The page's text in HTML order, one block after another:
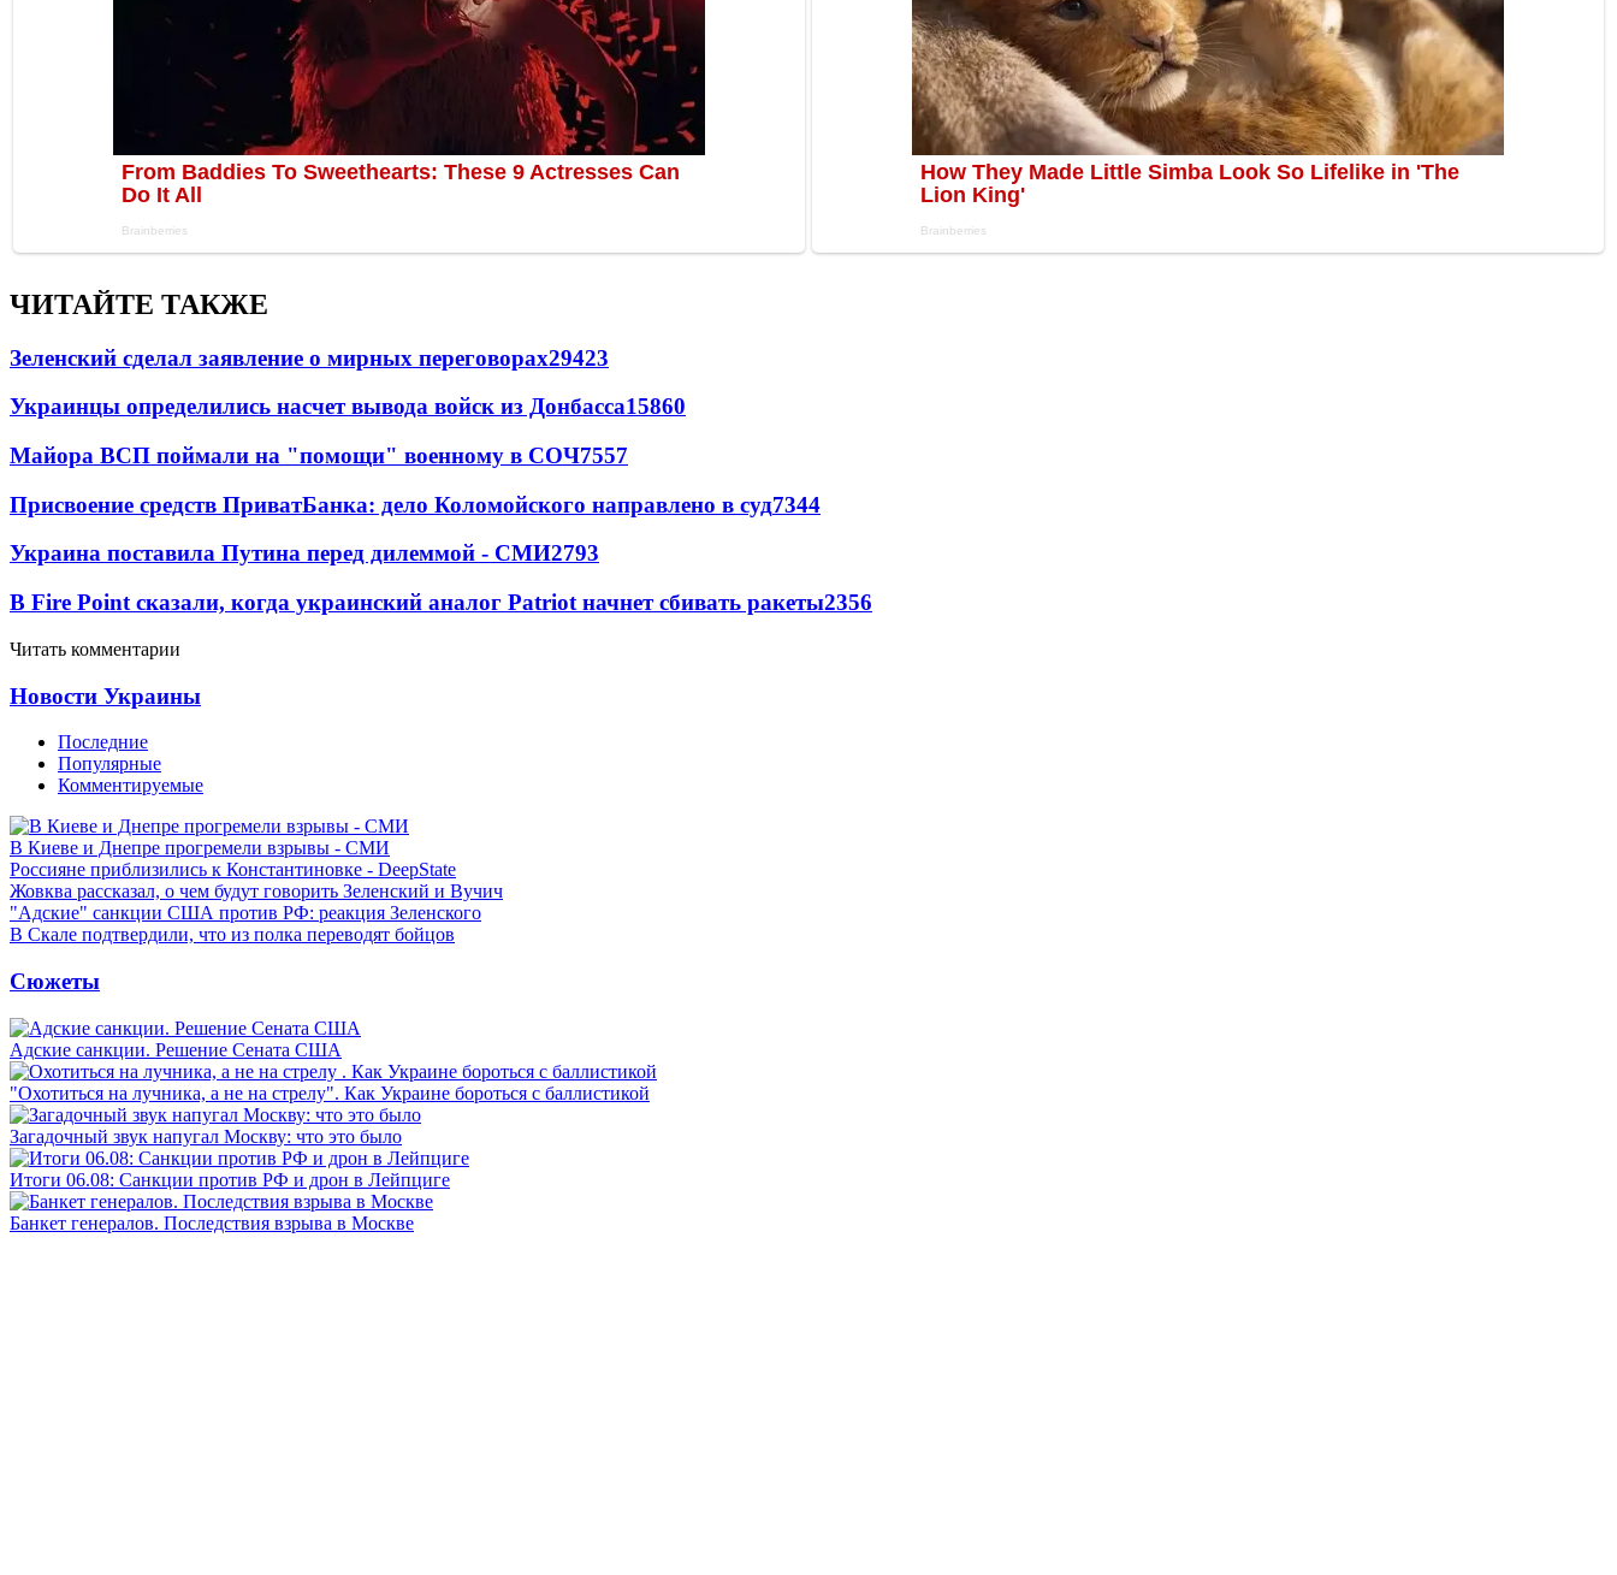
ЧИТАЙТЕ ТАКЖЕ
Зеленский сделал заявление о мирных переговорах29423
Украинцы определились насчет вывода войск из Донбасса15860
Майора ВСП поймали на "помощи" военному в СОЧ7557
Присвоение средств ПриватБанка: дело Коломойского направлено в суд7344
Украина поставила Путина перед дилеммой - СМИ2793
В Fire Point сказали, когда украинский аналог Patriot начнет сбивать ракеты2356
Читать комментарии
Новости Украины
Последние
Популярные
Комментируемые
В Киеве и Днепре прогремели взрывы - СМИ
Россияне приблизились к Константиновке - DeepState
Жовква рассказал, о чем будут говорить Зеленский и Вучич
"Адские" санкции США против РФ: реакция Зеленского
В Скале подтвердили, что из полка переводят бойцов
Сюжеты
Адские санкции. Решение Сената США
"Охотиться на лучника, а не на стрелу". Как Украине бороться с баллистикой
Загадочный звук напугал Москву: что это было
Итоги 06.08: Санкции против РФ и дрон в Лейпциге
Банкет генералов. Последствия взрыва в Москве